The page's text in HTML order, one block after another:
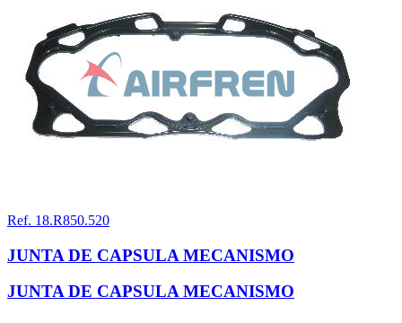
Ref. 18.R850.520
JUNTA DE CAPSULA MECANISMO
JUNTA DE CAPSULA MECANISMO